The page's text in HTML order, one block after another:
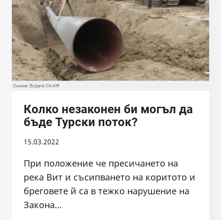
БАЛКАНКА
НА
25.03.2022
Колко незаконен би могъл да
бъде Турски поток?
15.03.2022
При положение че пресичането на
река Вит и съсипването на коритото и
бреговете й са в тежко нарушение на
Закона…